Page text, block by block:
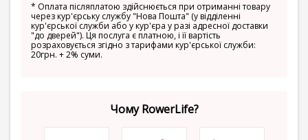
* Оплата післяплатою здійснюється при отриманні товару
через кур'єрську службу "Нова Пошта" (у відділенні
кур'єрської служби або у кур'єра у разі адресної доставки
"до дверей"). Ця послуга є платною, і її вартість
розраховується згідно з тарифами кур'єрської служби:
20грн. + 2% суми.
Чому RowerLife?